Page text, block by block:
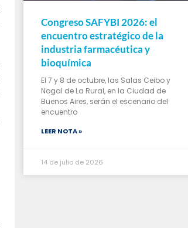
Congreso SAFYBI 2026: el
encuentro estratégico de la
industria farmacéutica y
bioquímica
El 7 y 8 de octubre, las Salas Ceibo y
Nogal de La Rural, en la Ciudad de
Buenos Aires, serán el escenario del
encuentro
LEER NOTA »
14 de julio de 2026